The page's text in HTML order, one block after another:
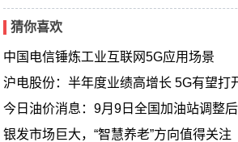
猜你喜欢
中国电信锤炼工业互联网5G应用场景
沪电股份：半年度业绩高增长 5G有望打
今日油价消息：9月9日全国加油站调整后
银发市场巨大，“智慧养老”方向值得关注